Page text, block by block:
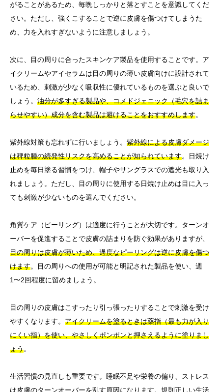
がることがあるため、毎晩しっかりと落とすことを意識してくだ
さい。ただし、強くこすることで逆に皮膚を傷つけてしまうた
め、力を入れすぎないように注意しましょう。
次に、目の周りに合ったスキンケア製品を使用することです。ア
イクリームやアイセラムは目の周りの薄い皮膚向けに設計されて
いるため、刺激が少なく吸収性に優れているものを選ぶと良いで
しょう。 油分が多すぎる製品や、コメドジェニック（毛穴を詰ま
らせやすい）成分を含む製品は避けることをおすすめします。
紫外線対策も忘れずに行いましょう。 紫外線による皮膚ダメージ
は稗粒腫の続発性リスクを高めることが知られています。日焼け
止めを毎日塗る習慣をつけ、帽子やサングラスでの遮光も取り入
れましょう。ただし、目の周りに使用する日焼け止めは目に入っ
ても刺激が少ないものを選んでください。
角質ケア（ピーリング）は適度に行うことが大切です。ターンオ
ーバーを促進することで皮膚の詰まりを防ぐ効果がありますが、
目の周りは皮膚が薄いため、過度なピーリングは逆に皮膚を傷つ
けます。目の周りへの使用が可能と明記された製品を使い、週
1〜2回程度に留めましょう。
目の周りの皮膚はこすったり引っ張ったりすることで刺激を受け
やすくなります。 アイクリームを塗るときは薬指（最も力が入り
にくい指）を使い、やさしくポンポンと押さえるように塗りまし
ょう。
生活習慣の見直しも重要です。睡眠不足や栄養の偏り、ストレス
は皮膚のターンオーバーを乱す原因になります。規則正しい生活